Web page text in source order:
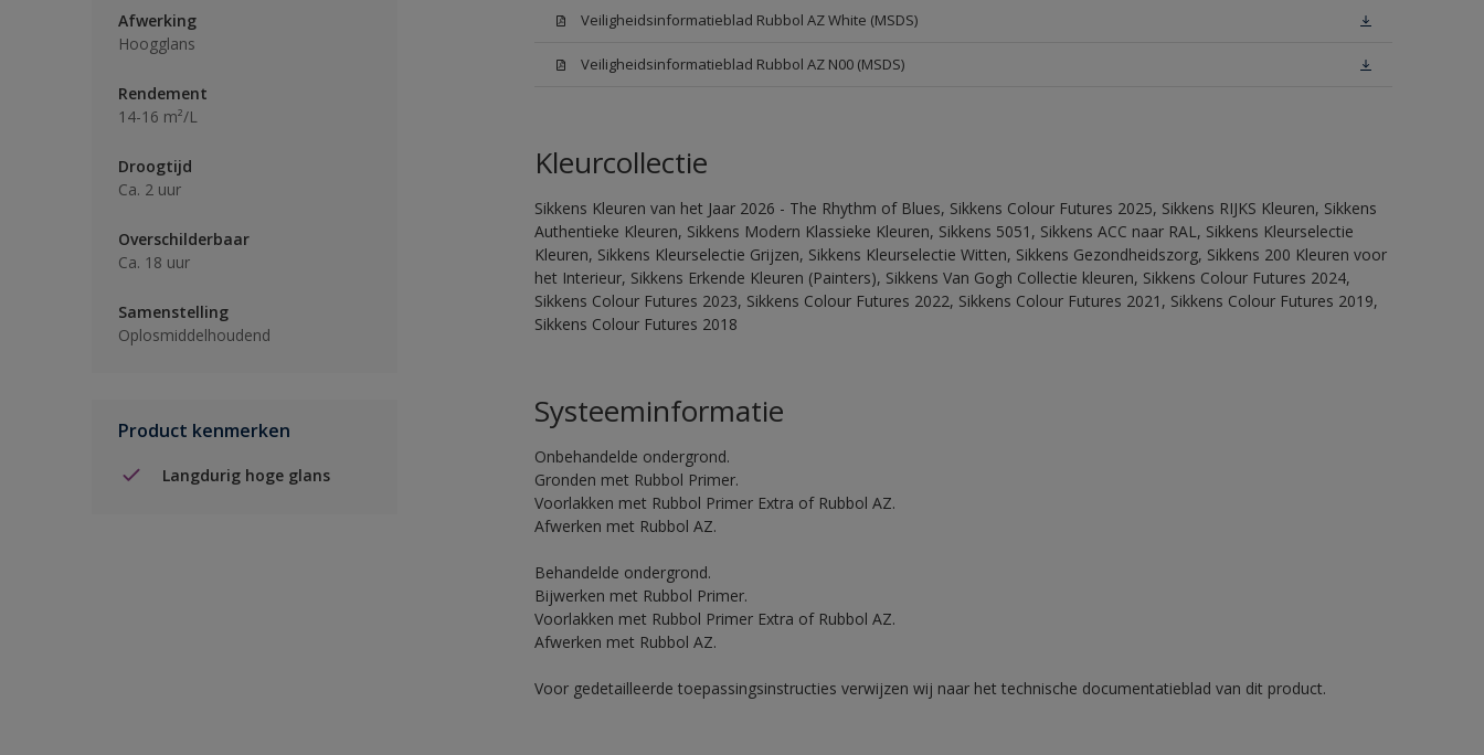
Afwerking
Hoogglans
Rendement
14-16 m²/L
Droogtijd
Ca. 2 uur
Overschilderbaar
Ca. 18 uur
Samenstelling
Oplosmiddelhoudend
Product kenmerken
Langdurig hoge glans
Veiligheidsinformatieblad Rubbol AZ White (MSDS)
Veiligheidsinformatieblad Rubbol AZ N00 (MSDS)
Kleurcollectie
Sikkens Kleuren van het Jaar 2026 - The Rhythm of Blues, Sikkens Colour Futures 2025, Sikkens RIJKS Kleuren, Sikkens
Authentieke Kleuren, Sikkens Modern Klassieke Kleuren, Sikkens 5051, Sikkens ACC naar RAL, Sikkens Kleurselectie
Kleuren, Sikkens Kleurselectie Grijzen, Sikkens Kleurselectie Witten, Sikkens Gezondheidszorg, Sikkens 200 Kleuren voor
het Interieur, Sikkens Erkende Kleuren (Painters), Sikkens Van Gogh Collectie kleuren, Sikkens Colour Futures 2024,
Sikkens Colour Futures 2023, Sikkens Colour Futures 2022, Sikkens Colour Futures 2021, Sikkens Colour Futures 2019,
Sikkens Colour Futures 2018
Systeeminformatie
Onbehandelde ondergrond.
Gronden met Rubbol Primer.
Voorlakken met Rubbol Primer Extra of Rubbol AZ.
Afwerken met Rubbol AZ.
Behandelde ondergrond.
Bijwerken met Rubbol Primer.
Voorlakken met Rubbol Primer Extra of Rubbol AZ.
Afwerken met Rubbol AZ.
Voor gedetailleerde toepassingsinstructies verwijzen wij naar het technische documentatieblad van dit product.